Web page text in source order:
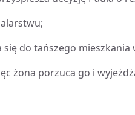
do tańszego mieszkania
żona porzuca go i